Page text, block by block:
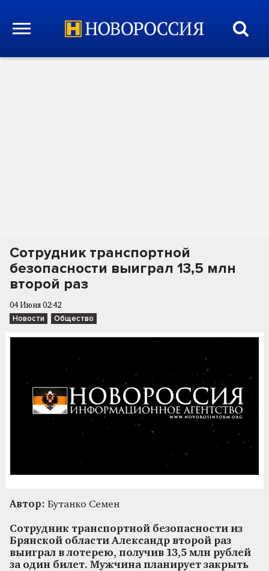
Сотрудник транспортной
безопасности выиграл 13,5 млн
второй раз
04 Июня 02:42
Новости Общество
Автор: Бутанко Семен
Сотрудник транспортной безопасности из
Брянской области Александр второй раз
выиграл в лотерею, получив 13,5 млн рублей
за один билет. Мужчина планирует закрыть